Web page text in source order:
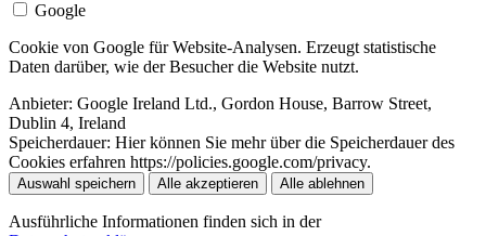
Google
Cookie von Google für Website-Analysen. Erzeugt statistische
Daten darüber, wie der Besucher die Website nutzt.
Anbieter: Google Ireland Ltd., Gordon House, Barrow Street,
Dublin 4, Ireland
Speicherdauer: Hier können Sie mehr über die Speicherdauer des
Cookies erfahren https://policies.google.com/privacy.
Auswahl speichern Alle akzeptieren Alle ablehnen
Ausführliche Informationen finden sich in der